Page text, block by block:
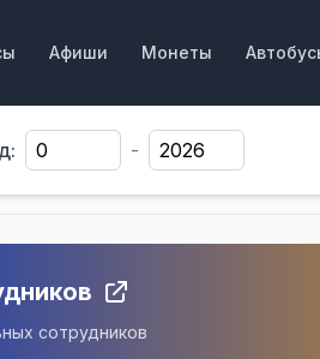
Афиши Монеты
-
сотрудников